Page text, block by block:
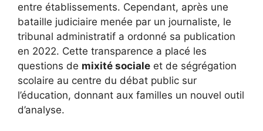
entre établissements. Cependant, après une
bataille judiciaire menée par un journaliste, le
tribunal administratif a ordonné sa publication
en 2022. Cette transparence a placé les
questions de mixité sociale et de ségrégation
scolaire au centre du débat public sur
l’éducation, donnant aux familles un nouvel outil
d’analyse.